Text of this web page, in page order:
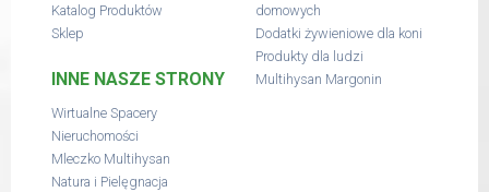
Katalog Produktów
Sklep
INNE NASZE STRONY
Wirtualne Spacery
Nieruchomości
Mleczko Multihysan
Natura i Pielęgnacja
domowych
Dodatki żywieniowe dla koni
Produkty dla ludzi
Multihysan Margonin